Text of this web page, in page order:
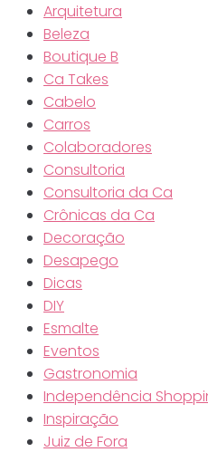
Arquitetura
Beleza
Boutique B
Ca Takes
Cabelo
Carros
Colaboradores
Consultoria
Consultoria da Ca
Crônicas da Ca
Decoração
Desapego
Dicas
DIY
Esmalte
Eventos
Gastronomia
Independência
Inspiração
Juiz de Fora